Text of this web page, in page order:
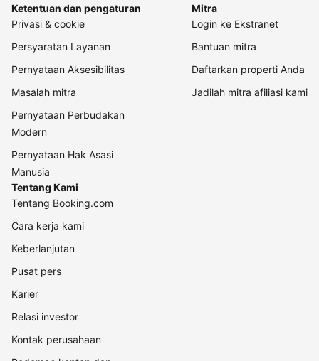
Ketentuan dan pengaturan
Privasi & cookie
Persyaratan Layanan
Pernyataan Aksesibilitas
Masalah mitra
Pernyataan Perbudakan
Modern
Pernyataan Hak Asasi
Manusia
Mitra
Login ke Ekstranet
Bantuan mitra
Daftarkan properti Anda
Jadilah mitra afiliasi kami
Tentang Kami
Tentang Booking.com
Cara kerja kami
Keberlanjutan
Pusat pers
Karier
Relasi investor
Kontak perusahaan